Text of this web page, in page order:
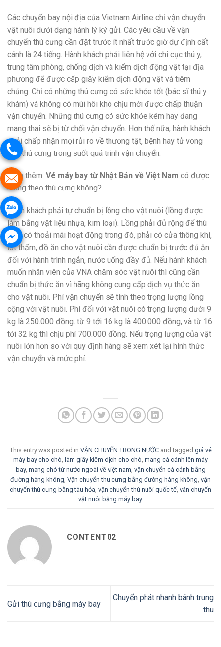
Các chuyến bay nội địa của Vietnam Airline chỉ vận chuyển
vật nuôi dưới dạng hành lý ký gửi. Các yêu cầu về vận
chuyển thú cưng cần đặt trước ít nhất trước giờ dự định cất
cánh là 24 tiếng. Hành khách phải liên hệ với chi cục thú y,
trung tâm phòng, chống dịch và kiểm dịch động vật tại địa
phương để được cấp giấy kiểm dịch động vật và tiêm
chủng. Chỉ có những thú cưng có sức khỏe tốt (bác sĩ thú y
khám) và không có mùi hôi khó chịu mới được chấp thuận
vận chuyển. Những thú cưng có sức khỏe kém hay đang
mang thai sẽ bị từ chối vận chuyển. Hơn thế nữa, hành khách
phải chấp nhận mọi rủi ro về thương tật, bệnh hay tử vong
của thú cưng trong suốt quá trình vận chuyển.
Xem thêm: Vé máy bay từ Nhật Bản về Việt Nam có được
mang theo thú cưng không?
Hành khách phải tự chuẩn bị lồng cho vật nuôi (lồng được
làm bằng vật liệu nhựa, kim loại). Lồng phải đủ rộng để thú
nuôi có thoải mái hoạt động trong đó, phải có cửa thông khí,
lót thấm, đồ ăn cho vật nuôi cần được chuẩn bị trước đủ ăn
đối với hành trình ngắn, nước uống đầy đủ. Nếu hành khách
muốn nhân viên của VNA chăm sóc vật nuôi thì cũng cần
chuẩn bị thức ăn vì hãng không cung cấp dịch vụ thức ăn
cho vật nuôi. Phí vận chuyển sẽ tính theo trọng lượng lồng
cộng với vật nuôi. Phí đối với vật nuôi có trọng lượng dưới 9
kg là 250.000 đồng, từ 9 tới 16 kg là 400.000 đồng, và từ 16
tới 32 kg thì chịu phí 700.000 đồng. Nếu trọng lượng của vật
nuôi lớn hơn so với quy định hãng sẽ xem xét lại hình thức
vận chuyển và mức phí.
This entry was posted in VẬN CHUYỂN TRONG NƯỚCand tagged giá vé
máy bay cho chó, làm giấy kiểm dịch cho chó, mang cá cảnh lên máy
bay, mang chó từ nước ngoài về việt nam, vận chuyển cá cảnh bằng
đường hàng không, Vận chuyển thu cưng bằng đường hàng không, vận
chuyển thú cưng bằng tàu hỏa, vận chuyển thú nuôi quốc tế, vận chuyển
vật nuôi bằng máy bay.
CONTENT02
Gửi thú cưng bằng máy bay
Chuyển phát nhanh bánh trung
thu